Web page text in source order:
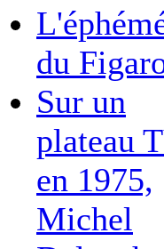
du
Sur un
plateau
en 1975,
Michel